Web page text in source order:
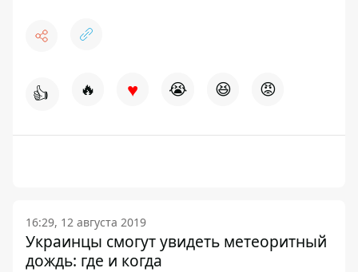
👍 🔥 ♥ 😭 😆 😡
16:29, 12 августа 2019
Украинцы смогут увидеть метеоритный
дождь: где и когда